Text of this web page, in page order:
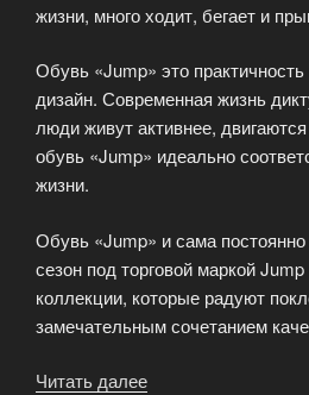
жизни, много ходит, бегает и
Обувь «Jump» это
дизайн. Современная жизнь
люди живут активнее,
обувь «Jump» идеально
жизни.
Обувь «Jump» и сама
сезон под торговой маркой
коллекции, которые радуют
замечательным сочетанием
Читать далее